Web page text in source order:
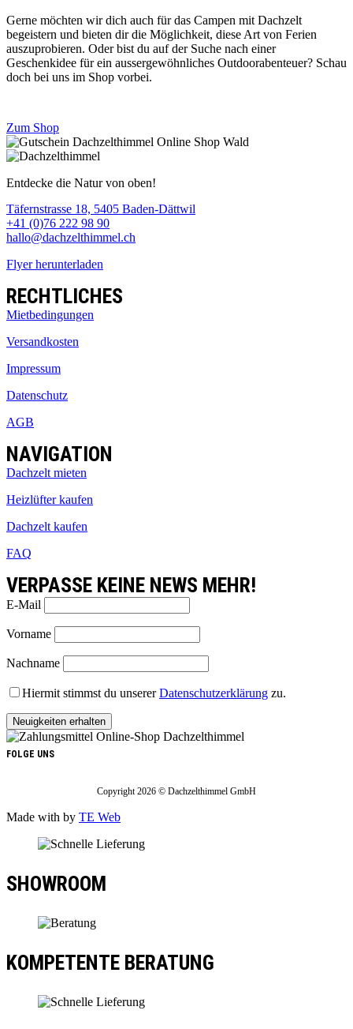
Gerne möchten wir dich auch für das Campen mit Dachzelt
begeistern und bieten dir die Möglichkeit, diese Art von Ferien
auszuprobieren. Oder bist du auf der Suche nach einer
Geschenkidee für ein aussergewöhnliches Outdoorabenteuer? Schau
doch bei uns im Shop vorbei.
Zum Shop
Entdecke die Natur von oben!
Täfernstrasse 18, 5405 Baden-Dättwil
+41 (0)76 222 98 90
hallo@dachzelthimmel.ch
Flyer herunterladen
RECHTLICHES
Mietbedingungen
Versandkosten
Impressum
Datenschutz
AGB
NAVIGATION
Dachzelt mieten
Heizlüfter kaufen
Dachzelt kaufen
FAQ
VERPASSE KEINE NEWS MEHR!
E-Mail
Vorname
Nachname
Hiermit stimmst du unsererDatenschutzerklärung zu.
FOLGE UNS
Copyright 2026 © Dachzelthimmel GmbH
Made with by TE Web
SHOWROOM
KOMPETENTE BERATUNG